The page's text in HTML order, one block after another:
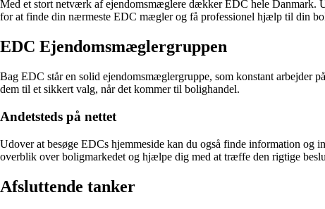
Med et stort netværk af ejendomsmæglere dækker EDC hele Danmark.
for at finde din nærmeste EDC mægler og få professionel hjælp til din
EDC Ejendomsmæglergruppen
Bag EDC står en solid ejendomsmæglergruppe, som konstant arbejder
dem til et sikkert valg, når det kommer til bolighandel.
Andetsteds på nettet
Udover at besøge EDCs hjemmeside kan du også finde information og
overblik over boligmarkedet og hjælpe dig med at træffe den rigtige
Afsluttende tanker